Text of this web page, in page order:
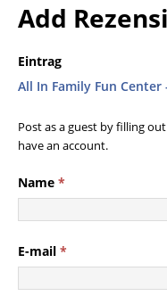
Add
Eintrag
All In Family Fun
Post as a guest by filling
have an account.
Name *
E-mail *